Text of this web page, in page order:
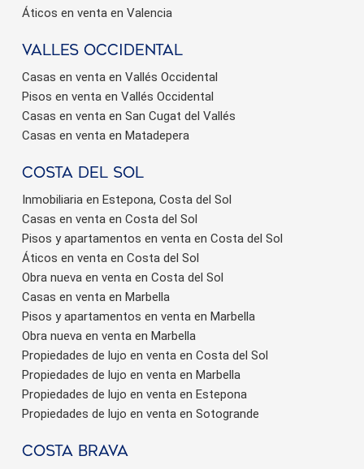
Áticos en venta en Valencia
valles occidental
Casas en venta en Vallés Occidental
Pisos en venta en Vallés Occidental
Casas en venta en San Cugat del Vallés
Casas en venta en Matadepera
Costa del sol
Inmobiliaria en Estepona, Costa del Sol
Casas en venta en Costa del Sol
Pisos y apartamentos en venta en Costa del Sol
Áticos en venta en Costa del Sol
Obra nueva en venta en Costa del Sol
Casas en venta en Marbella
Pisos y apartamentos en venta en Marbella
Obra nueva en venta en Marbella
Propiedades de lujo en venta en Costa del Sol
Propiedades de lujo en venta en Marbella
Propiedades de lujo en venta en Estepona
Propiedades de lujo en venta en Sotogrande
Costa brava